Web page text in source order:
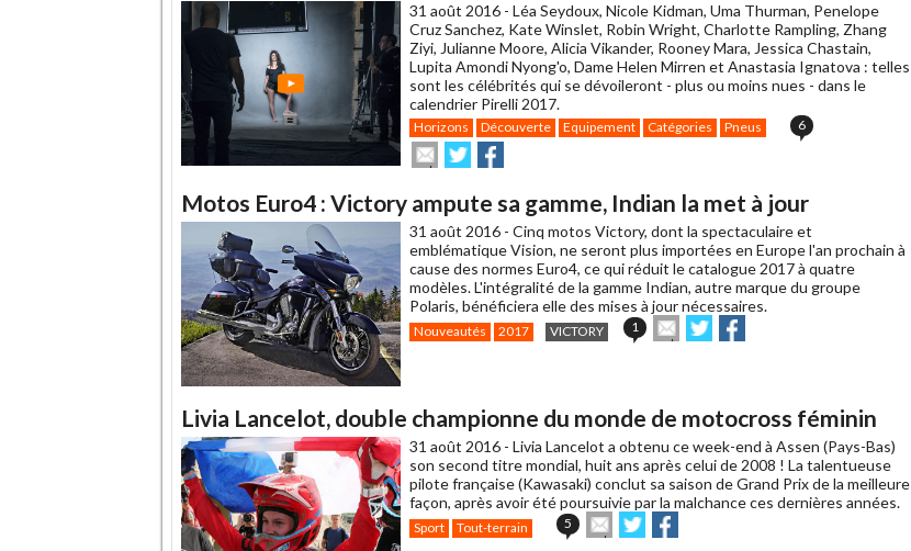
31 août 2016 - Léa Seydoux, Nicole Kidman, Uma Thurman, Penelope
Cruz Sanchez, Kate Winslet, Robin Wright, Charlotte Rampling, Zhang
Ziyi, Julianne Moore, Alicia Vikander, Rooney Mara, Jessica Chastain,
Lupita Amondi Nyong'o, Dame Helen Mirren et Anastasia Ignatova : telles
sont les célébrités qui se dévoileront - plus ou moins nues - dans le
calendrier Pirelli 2017.
Horizons Découverte Equipement Catégories Pneus 6
Envoyer
cet
à
un
ami
Partager
sur
sur
Motos Euro4 : Victory ampute sa gamme, Indian la met à jour
31 août 2016 - Cinq motos Victory, dont la spectaculaire et
emblématique Vision, ne seront plus importées en Europe l'an prochain à
cause des normes Euro4, ce qui réduit le catalogue 2017 à quatre
modèles. L'intégralité de la gamme Indian, autre marque du groupe
Polaris, bénéficiera elle des mises à jour nécessaires.
Nouveautés 2017 VICTORY 1
Envoyer
cet
ami
Partager
sur sur
Livia Lancelot, double championne du monde de motocross féminin
31 août 2016 - Livia Lancelot a obtenu ce week-end à Assen (Pays-Bas)
son second titre mondial, huit ans après celui de 2008 ! La talentueuse
pilote française (Kawasaki) conclut sa saison de Grand Prix de la meilleure
façon, après avoir été poursuivie par la malchance ces dernières années.
Sport Tout-terrain 5
Envoyer
cet
Partager
sur sur